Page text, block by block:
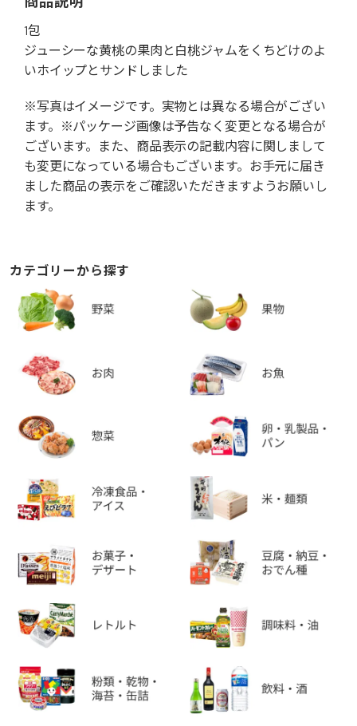
1包
ジューシーな黄桃の果肉と白桃ジャムをくちどけのよ
いホイップとサンドしました
※写真はイメージです。実物とは異なる場合がござい
ます。※パッケージ画像は予告なく変更となる場合が
ございます。また、商品表示の記載内容に関しまして
も変更になっている場合もございます。お手元に届き
ました商品の表示をご確認いただきますようお願いし
ます。
カテゴリーから探す